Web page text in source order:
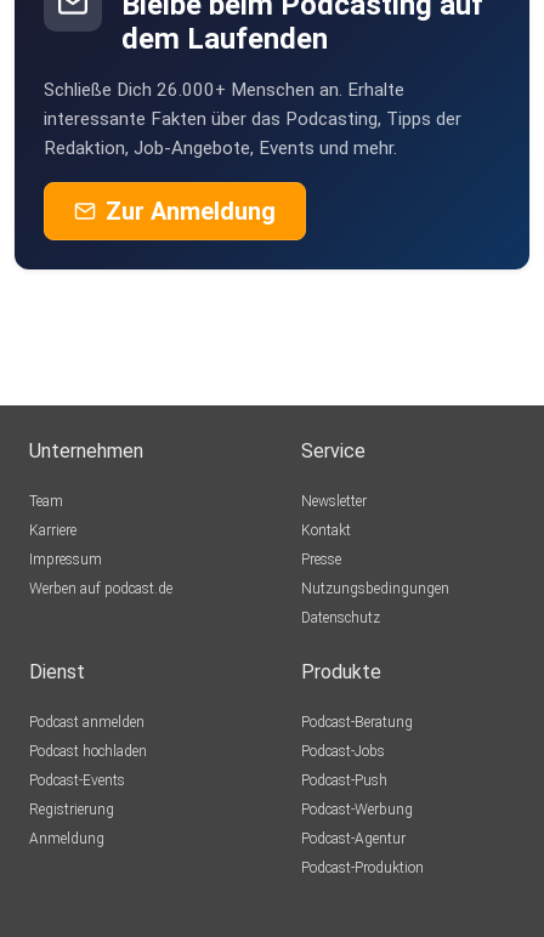
dem Laufenden
Schließe Dich 26.000+ Menschen an. Erhalte
interessante Fakten über das Podcasting, Tipps der
Redaktion, Job-Angebote, Events und mehr.
Zur Anmeldung
Unternehmen
Team
Karriere
Impressum
Werben auf podcast.de
Service
Newsletter
Kontakt
Presse
Nutzungsbedingungen
Datenschutz
Dienst
Podcast anmelden
Podcast hochladen
Podcast-Events
Registrierung
Anmeldung
Produkte
Podcast-Beratung
Podcast-Jobs
Podcast-Push
Podcast-Werbung
Podcast-Agentur
Podcast-Produktion